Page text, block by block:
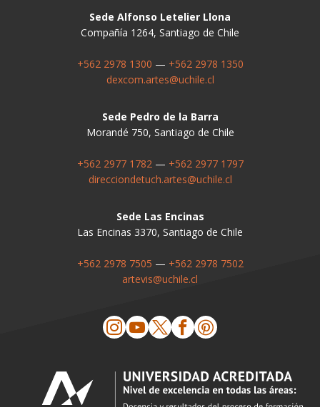
Sede Alfonso Letelier Llona
Compañía 1264, Santiago de Chile
+562 2978 1300 — +562 2978 1350
dexcom.artes@uchile.cl
Sede Pedro de la Barra
Morandé 750, Santiago de Chile
+562 2977 1782— +562 2977 1797
direcciondetuch.artes@uchile.cl
Sede Las Encinas
Las Encinas 3370, Santiago de Chile
+562 2978 7505 — +562 2978 7502
artevis@uchile.cl